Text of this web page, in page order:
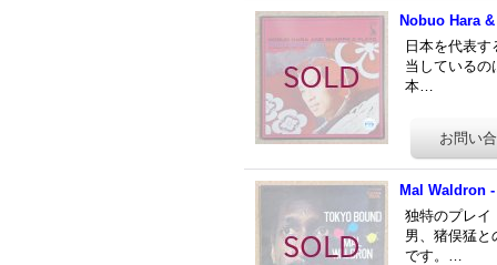
Nobuo Hara
日本を代表
当しているの
本…
Mal Waldron
独特のプレイ
男、猪俣猛と
です。…